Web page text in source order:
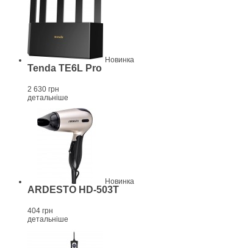
Новинка
Tenda TE6L Pro
2 630 грн
детальніше
Новинка
ARDESTO HD-503T
404 грн
детальніше